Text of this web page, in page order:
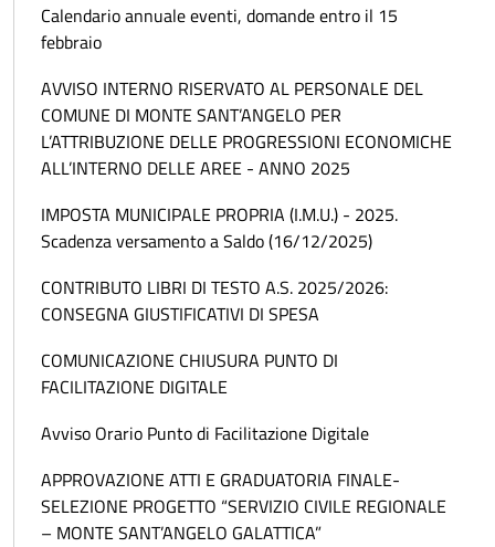
Calendario annuale eventi, domande entro il 15
febbraio
AVVISO INTERNO RISERVATO AL PERSONALE DEL
COMUNE DI MONTE SANT’ANGELO PER
L’ATTRIBUZIONE DELLE PROGRESSIONI ECONOMICHE
ALL’INTERNO DELLE AREE - ANNO 2025
IMPOSTA MUNICIPALE PROPRIA (I.M.U.) - 2025.
Scadenza versamento a Saldo (16/12/2025)
CONTRIBUTO LIBRI DI TESTO A.S. 2025/2026:
CONSEGNA GIUSTIFICATIVI DI SPESA
COMUNICAZIONE CHIUSURA PUNTO DI
FACILITAZIONE DIGITALE
Avviso Orario Punto di Facilitazione Digitale
APPROVAZIONE ATTI E GRADUATORIA FINALE-
SELEZIONE PROGETTO “SERVIZIO CIVILE REGIONALE
– MONTE SANT’ANGELO GALATTICA”